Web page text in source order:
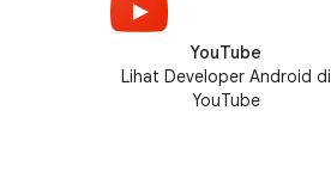
YouTube
Lihat Developer Android di
YouTube